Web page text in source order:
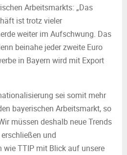
Arbeitsmarkts: „Das
ist trotz vieler
weiter im Aufschwung. Das
beinahe jeder zweite Euro
in Bayern wird mit Export
sei somit mehr
bayerischen Arbeitsmarkt, so
müssen deshalb neue Trends
und
wie TTIP mit Blick auf unsere